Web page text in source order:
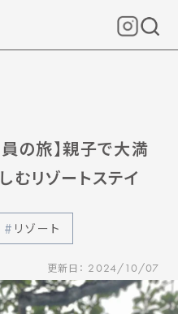
の旅】親子で大満
むリゾートステイ
リゾート
更新日： 2024/10/07